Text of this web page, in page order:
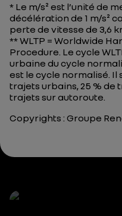
* Le m/s² est l’unité de
décélération de 1 m/s²
perte de vitesse de 3,6
** WLTP = Worldwide
Procedure. Le cycle
urbaine du cycle
est le cycle normalisé. Il
trajets urbains, 25 % de
trajets sur autoroute.
Copyrights : Groupe